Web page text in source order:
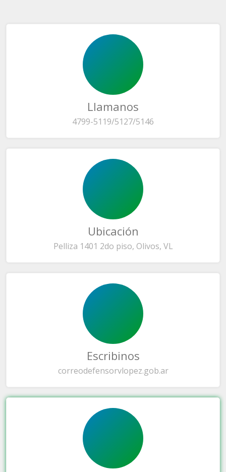
Llamanos
4799-5119/5127/5146
Ubicación
Pelliza 1401 2do piso, Olivos, VL
Escribinos
correodefensorvlopez.gob.ar